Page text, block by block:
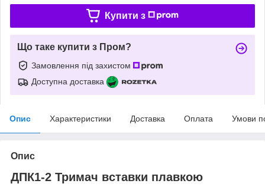
Купити з
Що таке купити з Пром?
Замовлення під захистом
Доступна доставка
Опис Характеристики Доставка Оплата Умови
Опис
ДПК1-2 Тримач вставки плавкою